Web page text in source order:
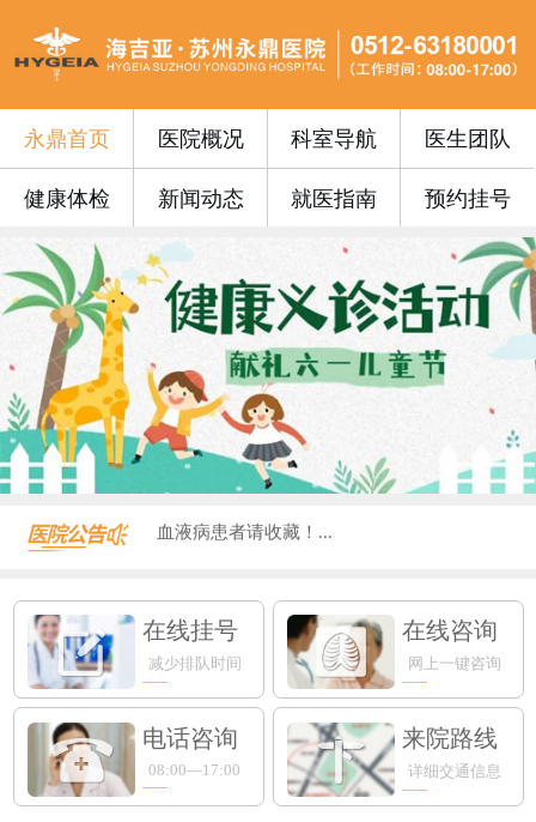
永鼎首页 医院概况 科室导航 医生团队
健康体检 新闻动态 就医指南 预约挂号
永鼎门诊丨苏州永鼎医院3月17日—3...
便民公告 | 苏州永鼎医院“云影像”...
便民公告｜我院便民门诊挂号费0元！...
便民公告丨苏州永鼎医院早7点开设早门...
便民公告丨65周岁以上的老年朋友在苏...
门诊安排丨苏州永鼎医院国庆、中秋假期...
永鼎疫苗丨带状疱疹惠民接种活动火热预...
血液病患者请收藏！...
在线挂号
减少排队时间
在线咨询
网上一键咨询
电话咨询
08:00—17:00
来院路线
详细交通信息